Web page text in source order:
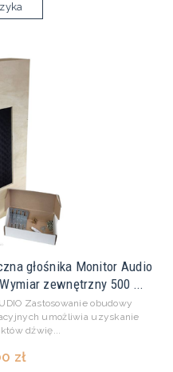
głośnika Monitor Audio
zewnętrzny 500 ...
Zastosowanie obudowy
umożliwia uzyskanie
dźwię...
zł